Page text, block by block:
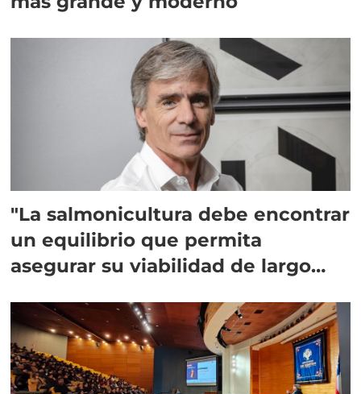
"La salmonicultura debe encontrar
un equilibrio que permita
asegurar su viabilidad de largo